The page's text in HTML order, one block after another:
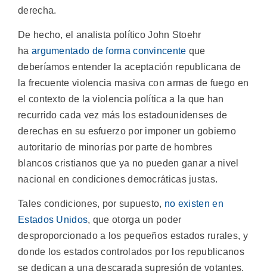
derecha.
De hecho, el analista político John Stoehr
ha argumentado de forma convincente que
deberíamos entender la aceptación republicana de
la frecuente violencia masiva con armas de fuego en
el contexto de la violencia política a la que han
recurrido cada vez más los estadounidenses de
derechas en su esfuerzo por imponer un gobierno
autoritario de minorías por parte de hombres
blancos cristianos que ya no pueden ganar a nivel
nacional en condiciones democráticas justas.
Tales condiciones, por supuesto, no existen en
Estados Unidos, que otorga un poder
desproporcionado a los pequeños estados rurales, y
donde los estados controlados por los republicanos
se dedican a una descarada supresión de votantes.